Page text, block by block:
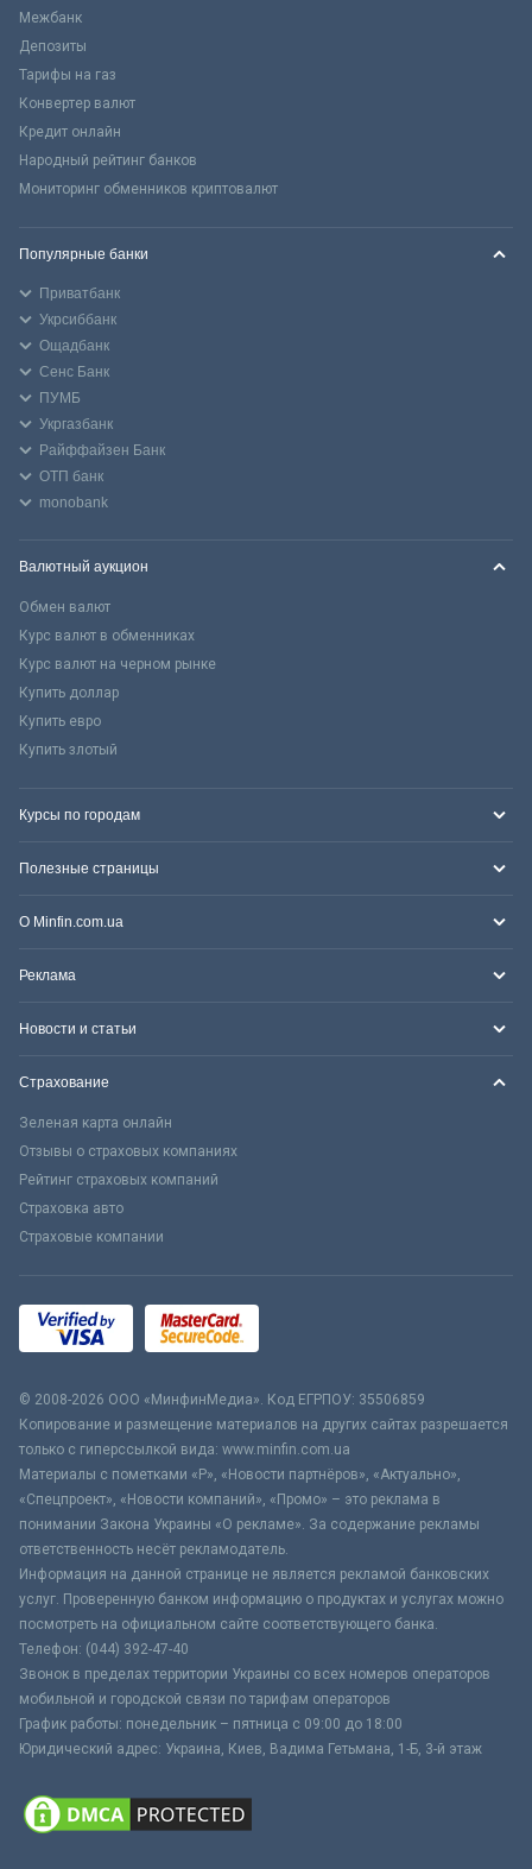
Межбанк
Депозиты
Тарифы на газ
Конвертер валют
Кредит онлайн
Народный рейтинг банков
Мониторинг обменников криптовалют
Популярные банки
Приватбанк
Укрсиббанк
Ощадбанк
Сенс Банк
ПУМБ
Укргазбанк
Райффайзен Банк
ОТП банк
monobank
Валютный аукцион
Обмен валют
Курс валют в обменниках
Курс валют на черном рынке
Купить доллар
Купить евро
Купить злотый
Курсы по городам
Полезные страницы
О Minfin.com.ua
Реклама
Новости и статьи
Страхование
Зеленая карта онлайн
Отзывы о страховых компаниях
Рейтинг страховых компаний
Страховка авто
Страховые компании
© 2008-2026 ООО «МинфинМедиа». Код ЕГРПОУ: 35506859
Копирование и размещение материалов на других сайтах разрешается
только с гиперссылкой вида: www.minfin.com.ua
Материалы с пометками «Р», «Новости партнёров», «Актуально»,
«Спецпроект», «Новости компаний», «Промо» – это реклама в
понимании Закона Украины «О рекламе». За содержание рекламы
ответственность несёт рекламодатель.
Информация на данной странице не является рекламой банковских
услуг. Проверенную банком информацию о продуктах и услугах можно
посмотреть на официальном сайте соответствующего банка.
Телефон: (044) 392-47-40
Звонок в пределах территории Украины со всех номеров операторов
мобильной и городской связи по тарифам операторов
График работы: понедельник – пятница с 09:00 до 18:00
Юридический адрес: Украина, Киев, Вадима Гетьмана, 1-Б, 3-й этаж